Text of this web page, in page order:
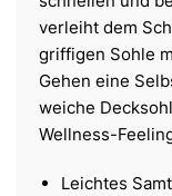
verleiht dem
griffigen Sohle
Gehen eine
weiche
Wellness-
Leichtes